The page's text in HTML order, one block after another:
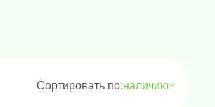
Сортировать по:наличию